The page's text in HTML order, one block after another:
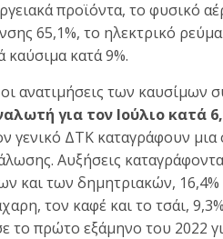
προϊόντα, το φυσικό
65,1%, το ηλεκτρικό
καύσιμα κατά 9%.
ανατιμήσεις των καυσίμων
για τον Ιούλιο κατά
γενικό ΔΤΚ καταγράφουν μια
Αυξήσεις
και των δημητριακών, 16,4%
τον καφέ και το τσάι,
το πρώτο εξάμηνο του 2022